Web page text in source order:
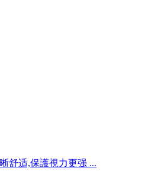
舒适,保護視力更强 ...